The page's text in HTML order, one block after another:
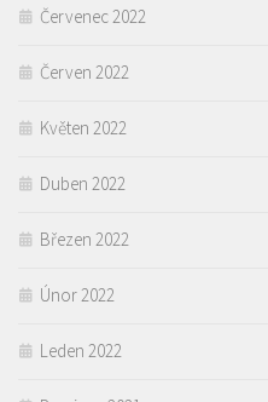
Červenec 2022
Červen 2022
Květen 2022
Duben 2022
Březen 2022
Únor 2022
Leden 2022